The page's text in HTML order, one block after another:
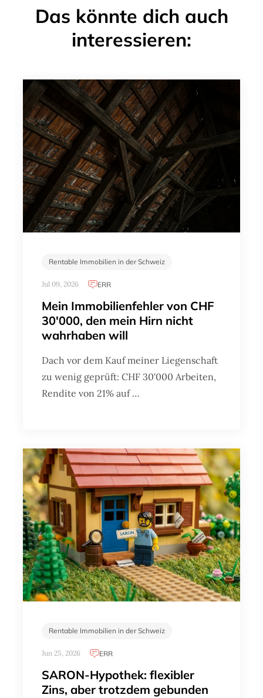
Das könnte dich auch
interessieren:
Rentable Immobilien in der Schweiz
Jul 09, 2026 ERR
Mein Immobilienfehler von CHF
30'000, den mein Hirn nicht
wahrhaben will
Dach vor dem Kauf meiner Liegenschaft
zu wenig geprüft: CHF 30'000 Arbeiten,
Rendite von 21% auf …
Rentable Immobilien in der Schweiz
Jun 25, 2026 ERR
SARON-Hypothek: flexibler
Zins, aber trotzdem gebunden